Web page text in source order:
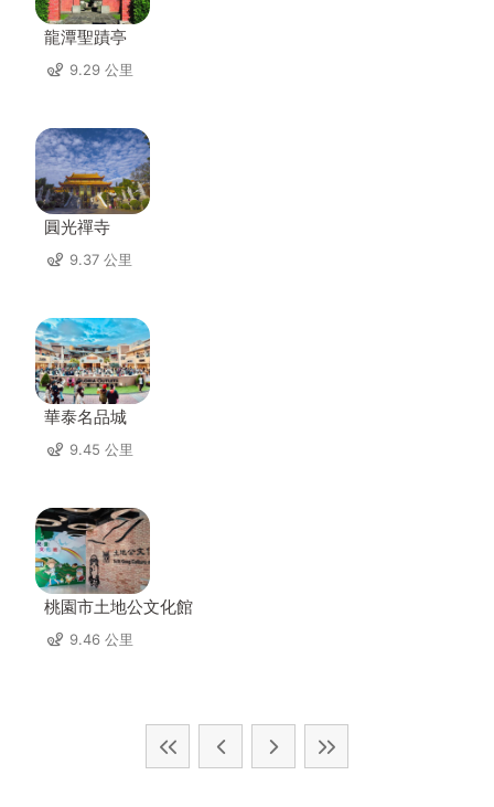
龍潭聖蹟亭
9.29 公里
圓光禪寺
9.37 公里
華泰名品城
9.45 公里
桃園市土地公文化館
9.46 公里